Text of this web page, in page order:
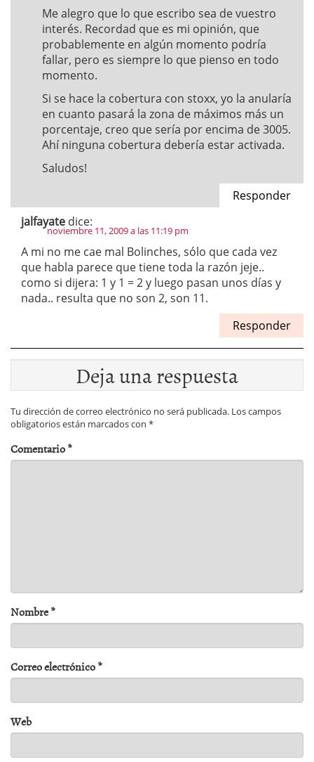
Me alegro que lo que escribo sea de vuestro
interés. Recordad que es mi opinión, que
probablemente en algún momento podría
fallar, pero es siempre lo que pienso en todo
momento.
Si se hace la cobertura con stoxx, yo la anularía
en cuanto pasará la zona de máximos más un
porcentaje, creo que sería por encima de 3005.
Ahí ninguna cobertura debería estar activada.
Saludos!
Responder
jalfayate dice:
noviembre 11, 2009 a las 11:19 pm
A mi no me cae mal Bolinches, sólo que cada vez
que habla parece que tiene toda la razón jeje..
como si dijera: 1 y 1 = 2 y luego pasan unos días y
nada.. resulta que no son 2, son 11.
Responder
Deja una respuesta
Tu dirección de correo electrónico no será publicada. Los campos
obligatorios están marcados con *
Comentario*
Nombre*
Correo electrónico*
Web